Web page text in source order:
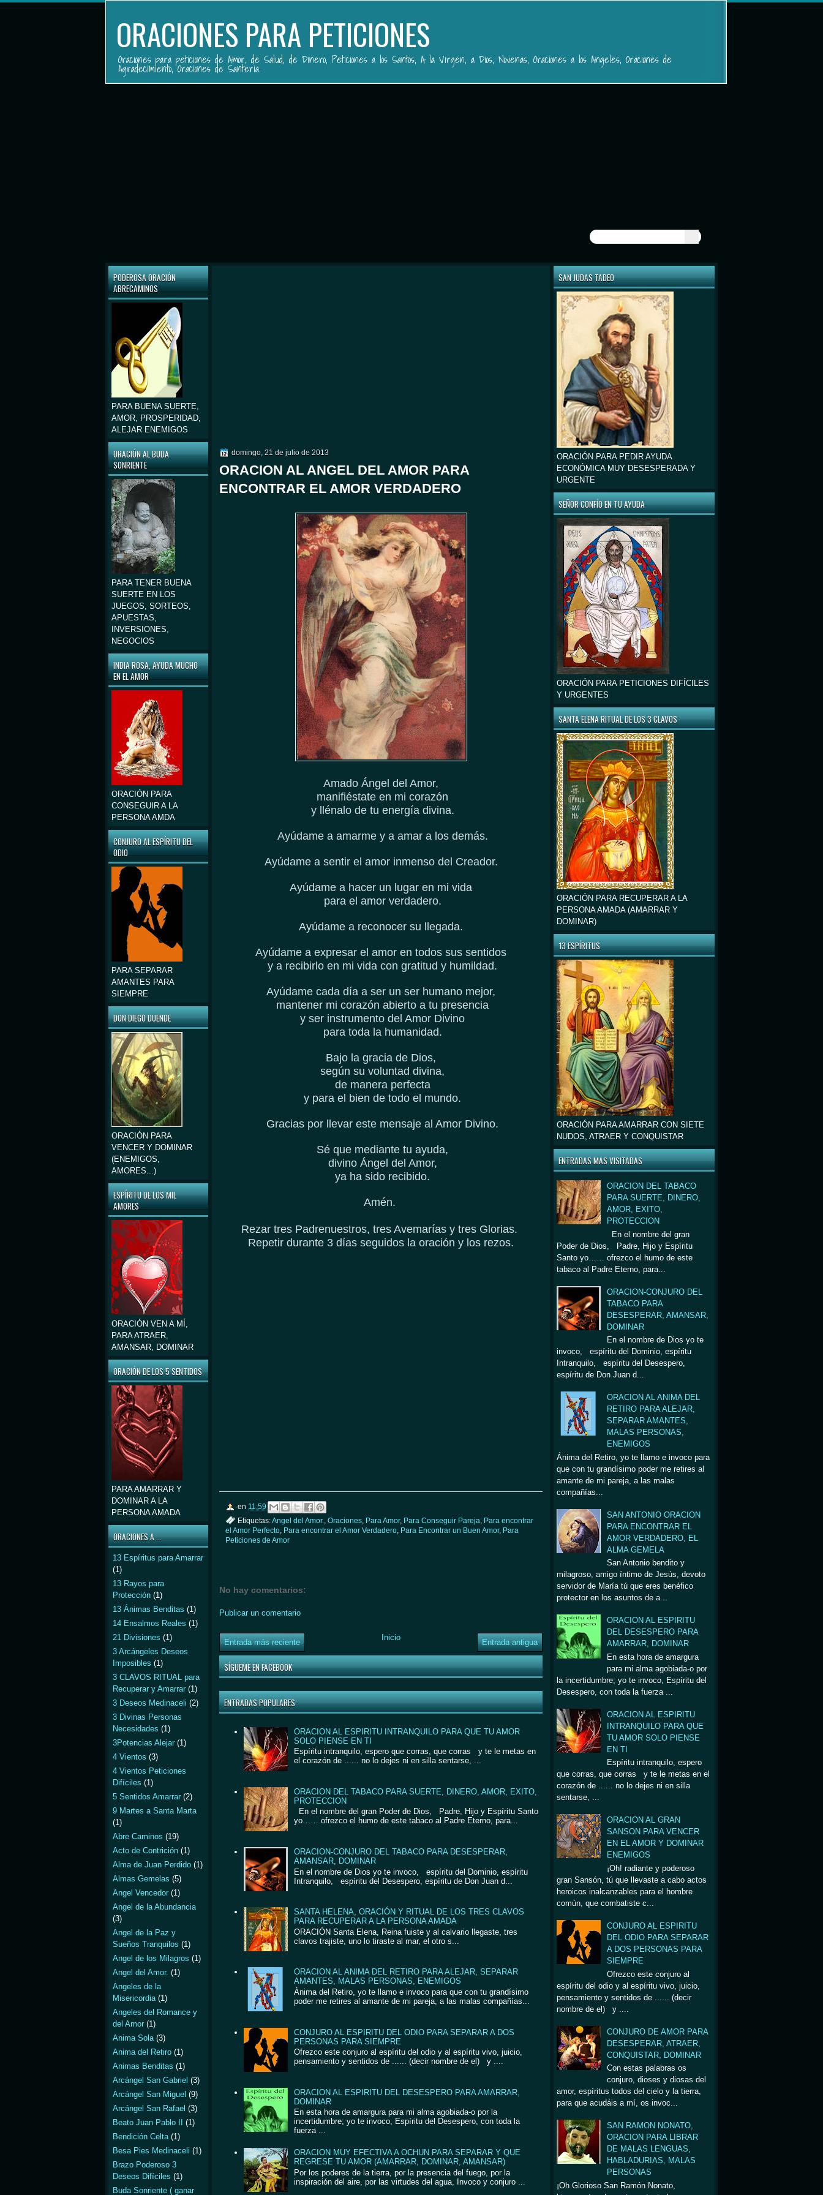
ORACIONES PARA PETICIONES
Oraciones para peticiones de Amor, de Salud, de Dinero, Peticiones a los Santos, A la Virgen, a Dios, Novenas, Oraciones a los Angeles, Oraciones de
Agradecimiento, Oraciones de Santeria.
SAN JUDAS TADEO
ORACIÓN PARA PEDIR AYUDA
ECONÓMICA MUY DESESPERADA Y
URGENTE
SEÑOR CONFÍO EN TU AYUDA
ORACIÓN PARA PETICIONES DIFÍCILES
Y URGENTES
SANTA ELENA RITUAL DE LOS 3 CLAVOS
ORACIÓN PARA RECUPERAR A LA
PERSONA AMADA (AMARRAR Y
DOMINAR)
13 ESPÍRITUS
ORACIÓN PARA AMARRAR CON SIETE
NUDOS, ATRAER Y CONQUISTAR
ENTRADAS MAS VISITADAS
ORACION DEL TABACO
PARA SUERTE, DINERO,
AMOR, EXITO,
PROTECCION
En el nombre del gran
Poder de Dios, Padre, Hijo y Espíritu
Santo yo…… ofrezco el humo de este
tabaco al Padre Eterno, para...
ORACION-CONJURO DEL
TABACO PARA
DESESPERAR, AMANSAR,
DOMINAR
En el nombre de Dios yo te
invoco, espíritu del Dominio, espíritu
Intranquilo, espíritu del Desespero,
espíritu de Don Juan d...
ORACION AL ANIMA DEL
RETIRO PARA ALEJAR,
SEPARAR AMANTES,
MALAS PERSONAS,
ENEMIGOS
Ánima del Retiro, yo te llamo e invoco para
que con tu grandísimo poder me retires al
amante de mi pareja, a las malas
compañías...
SAN ANTONIO ORACION
PARA ENCONTRAR EL
AMOR VERDADERO, EL
ALMA GEMELA
San Antonio bendito y
milagroso, amigo íntimo de Jesús, devoto
servidor de María tú que eres benéfico
protector en los asuntos de a...
ORACION AL ESPIRITU
DEL DESESPERO PARA
AMARRAR, DOMINAR
En esta hora de amargura
para mi alma agobiada-o por
la incertidumbre; yo te invoco, Espíritu del
Desespero, con toda la fuerza ...
ORACION AL ESPIRITU
INTRANQUILO PARA QUE
TU AMOR SOLO PIENSE
EN TI
Espíritu intranquilo, espero
que corras, que corras y te le metas en el
corazón de ...... no lo dejes ni en silla
sentarse, ...
ORACION AL GRAN
SANSON PARA VENCER
EN EL AMOR Y DOMINAR
ENEMIGOS
¡Oh! radiante y poderoso
gran Sansón, tú que llevaste a cabo actos
heroicos inalcanzables para el hombre
común, que combatiste c...
CONJURO AL ESPIRITU
DEL ODIO PARA SEPARAR
A DOS PERSONAS PARA
SIEMPRE
Ofrezco este conjuro al
espíritu del odio y al espíritu vivo, juicio,
pensamiento y sentidos de ...... (decir
nombre de el) y ....
CONJURO DE AMOR PARA
DESESPERAR, ATRAER,
CONQUISTAR, DOMINAR
Con estas palabras os
conjuro, dioses y diosas del
amor, espíritus todos del cielo y la tierra,
para que acudáis a mí, os invoc...
SAN RAMON NONATO,
ORACION PARA LIBRAR
DE MALAS LENGUAS,
HABLADURIAS, MALAS
PERSONAS
¡Oh Glorioso San Ramón Nonato,
domingo, 21 de julio de 2013
ORACION AL ANGEL DEL AMOR PARA
ENCONTRAR EL AMOR VERDADERO
Amado Ángel del Amor,
manifiéstate en mi corazón
y llénalo de tu energía divina.
Ayúdame a amarme y a amar a los demás.
Ayúdame a sentir el amor inmenso del Creador.
Ayúdame a hacer un lugar en mi vida
para el amor verdadero.
Ayúdame a reconocer su llegada.
Ayúdame a expresar el amor en todos sus sentidos
y a recibirlo en mi vida con gratitud y humildad.
Ayúdame cada día a ser un ser humano mejor,
mantener mi corazón abierto a tu presencia
y ser instrumento del Amor Divino
para toda la humanidad.
Bajo la gracia de Dios,
según su voluntad divina,
de manera perfecta
y para el bien de todo el mundo.
Gracias por llevar este mensaje al Amor Divino.
Sé que mediante tu ayuda,
divino Ángel del Amor,
ya ha sido recibido.
Amén.
Rezar tres Padrenuestros, tres Avemarías y tres Glorias.
Repetir durante 3 días seguidos la oración y los rezos.
en 11:59
Etiquetas:Angel del Amor. Oraciones Para Amor, Para Conseguir Pareja
Para encontrar
el Amor Perfecto
Para encontrar el Amor Verdadero Para Encontrar un Buen Amor, Para
Peticiones de Amor
No hay comentarios:
Publicar un comentario
Entrada más reciente Entrada antigua
Inicio
SÍGUEME EN FACEBOOK
ENTRADAS POPULARES
ORACION AL ESPIRITU INTRANQUILO PARA QUE TU AMOR
SOLO PIENSE EN TI
Espíritu intranquilo, espero que corras, que corras y te le metas en
el corazón de ...... no lo dejes ni en silla sentarse, ...
ORACION DEL TABACO PARA SUERTE, DINERO, AMOR, EXITO,
PROTECCION
En el nombre del gran Poder de Dios, Padre, Hijo y Espíritu Santo
yo…… ofrezco el humo de este tabaco al Padre Eterno, para...
ORACION-CONJURO DEL TABACO PARA DESESPERAR,
AMANSAR, DOMINAR
En el nombre de Dios yo te invoco, espíritu del Dominio, espíritu
Intranquilo, espíritu del Desespero, espíritu de Don Juan d...
SANTA HELENA, ORACIÓN Y RITUAL DE LOS TRES CLAVOS
PARA RECUPERAR A LA PERSONA AMADA
ORACIÓN Santa Elena, Reina fuiste y al calvario llegaste, tres
clavos trajiste, uno lo tiraste al mar, el otro s...
ORACION AL ANIMA DEL RETIRO PARA ALEJAR, SEPARAR
AMANTES, MALAS PERSONAS, ENEMIGOS
Ánima del Retiro, yo te llamo e invoco para que con tu grandísimo
poder me retires al amante de mi pareja, a las malas compañías...
CONJURO AL ESPIRITU DEL ODIO PARA SEPARAR A DOS
PERSONAS PARA SIEMPRE
Ofrezco este conjuro al espíritu del odio y al espíritu vivo, juicio,
pensamiento y sentidos de ...... (decir nombre de el) y ....
ORACION AL ESPIRITU DEL DESESPERO PARA AMARRAR,
DOMINAR
En esta hora de amargura para mi alma agobiada-o por la
incertidumbre; yo te invoco, Espíritu del Desespero, con toda la
fuerza ...
ORACION MUY EFECTIVA A OCHUN PARA SEPARAR Y QUE
REGRESE TU AMOR (AMARRAR, DOMINAR, AMANSAR)
Por los poderes de la tierra, por la presencia del fuego, por la
inspiración del aire, por las virtudes del agua, Invoco y conjuro ...
PODEROSA ORACIÓN
ABRECAMINOS
PARA BUENA SUERTE,
AMOR, PROSPERIDAD,
ALEJAR ENEMIGOS
ORACIÓN AL BUDA
SONRIENTE
PARA TENER BUENA
SUERTE EN LOS
JUEGOS, SORTEOS,
APUESTAS,
INVERSIONES,
NEGOCIOS
INDIA ROSA, AYUDA MUCHO
EN EL AMOR
ORACIÓN PARA
CONSEGUIR A LA
PERSONA AMDA
CONJURO AL ESPÍRITU DEL
ODIO
PARA SEPARAR
AMANTES PARA
SIEMPRE
DON DIEGO DUENDE
ORACIÓN PARA
VENCER Y DOMINAR
(ENEMIGOS,
AMORES...)
ESPÍRITU DE LOS MIL
AMORES
ORACIÓN VEN A MÍ,
PARA ATRAER,
AMANSAR, DOMINAR
ORACIÓN DE LOS 5 SENTIDOS
PARA AMARRAR Y
DOMINAR A LA
PERSONA AMADA
ORACIONES A ...
13 Espíritus para Amarrar
(1)
13 Rayos para
Protección (1)
13 Ánimas Benditas (1)
14 Ensalmos Reales (1)
21 Divisiones (1)
3 Arcángeles Deseos
Imposibles (1)
3 CLAVOS RITUAL para
Recuperar y Amarrar (1)
3 Deseos Medinaceli (2)
3 Divinas Personas
Necesidades (1)
3Potencias Alejar (1)
4 Vientos (3)
4 Vientos Peticiones
Difíciles (1)
5 Sentidos Amarrar (2)
9 Martes a Santa Marta
(1)
Abre Caminos (19)
Acto de Contrición (1)
Alma de Juan Perdido (1)
Almas Gemelas (5)
Angel Vencedor (1)
Angel de la Abundancia
(3)
Angel de la Paz y
Sueños Tranquilos (1)
Angel de los Milagros (1)
Angel del Amor. (1)
Angeles de la
Misericordia (1)
Angeles del Romance y
del Amor (1)
Anima Sola (3)
Anima del Retiro (1)
Animas Benditas (1)
Arcángel San Gabriel (3)
Arcángel San Miguel (9)
Arcángel San Rafael (3)
Beato Juan Pablo II
(1)
Bendición Celta (1)
Besa Pies Medinaceli (1)
Brazo Poderoso 3
Deseos Difíciles (1)
Buda Sonriente ( ganar